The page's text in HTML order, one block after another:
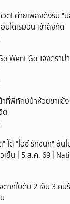
ต! ค่ายเพลงดังรับ "
นโดเรมอน เข้าสังกัด
Went Go แจงดรา
าที่พิทักษ์ป่าห้วยขาแข้
ต
โต้ "ไอซ์ รักชนก" ยัน
เย็น | 5 ส.ค. 69 |
ตากใบดับ 2 เจ็บ 3 ค